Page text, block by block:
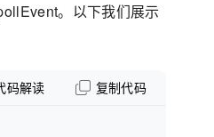
。以下我们展示
码解读 复制代码